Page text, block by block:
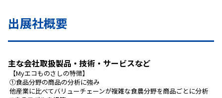
出展社概要
主な会社取扱製品・技術・サービスなど
【Myエコものさしの特徴】
①食品分野の商品の分析に強み